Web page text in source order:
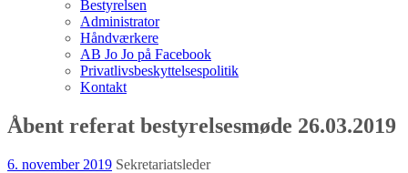
Bestyrelsen
Administrator
Håndværkere
AB Jo Jo på Facebook
Privatlivsbeskyttelsespolitik
Kontakt
Åbent referat bestyrelsesmøde 26.03.2019
6. november 2019 Sekretariatsleder